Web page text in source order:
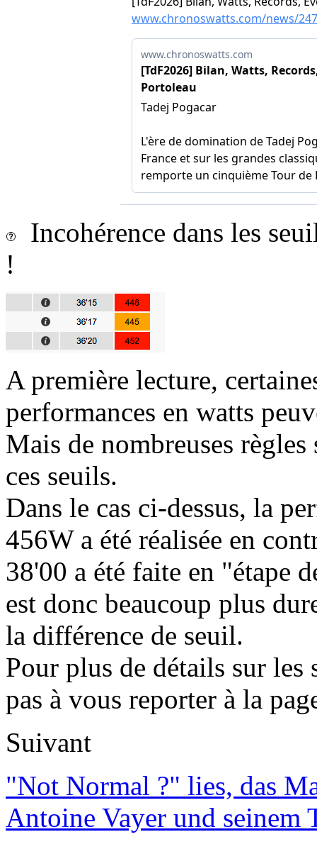
Incohérence dans les
!
A première lecture,
performances en watts
Mais de nombreuses
ces seuils.
Dans le cas ci-dessus, la
456W a été réalisée en
38'00 a été faite en "étape
est donc beaucoup plus
la différence de seuil.
Pour plus de détails sur les
pas à vous reporter à la
Suivant
"Not Normal ?" lies, das
Antoine Vayer und seinem